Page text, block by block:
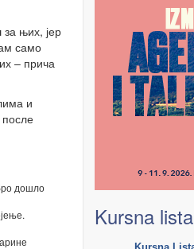
њих, јер
само
– прича
и
после
дошло
Kursna lista